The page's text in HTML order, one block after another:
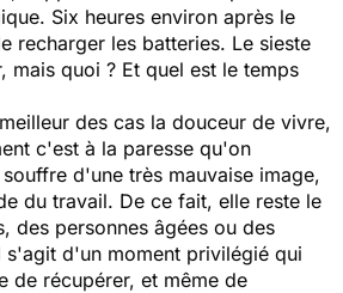
Six heures environ après le
recharger les batteries. Le sieste
mais quoi ? Et quel est le temps
des cas la douceur de vivre,
c'est à la paresse qu'on
souffre d'une très mauvaise image,
du travail. De ce fait, elle reste le
des personnes âgées ou des
s'agit d'un moment privilégié qui
de récupérer, et même de